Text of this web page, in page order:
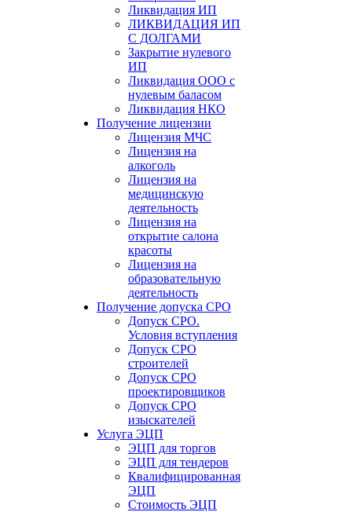
Ликвидация ИП
ЛИКВИДАЦИЯ ИП
С ДОЛГАМИ
Закрытие нулевого
ИП
Ликвидация ООО с
нулевым баласом
Ликвидация НКО
Получение лицензии
Лицензия МЧС
Лицензия на
алкоголь
Лицензия на
медицинскую
деятельность
Лицензия на
открытие салона
красоты
Лицензия на
образовательную
деятельность
Получение допуска СРО
Допуск СРО.
Условия вступления
Допуск СРО
строителей
Допуск СРО
проектировщиков
Допуск СРО
изыскателей
Услуга ЭЦП
ЭЦП для торгов
ЭЦП для тендеров
Квалифицированная
ЭЦП
Стоимость ЭЦП